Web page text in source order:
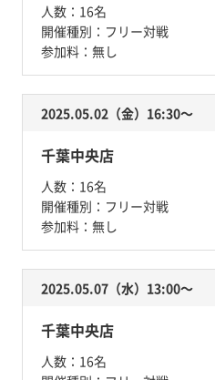
人数： 16名
開催種別： フリー対戦
参加料： 無し
2025.05.02（金）16:30〜
千葉中央店
人数： 16名
開催種別： フリー対戦
参加料： 無し
2025.05.07（水）13:00〜
千葉中央店
人数： 16名